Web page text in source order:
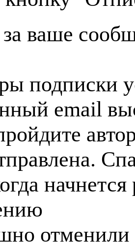
ваше
подписки
email
отменили